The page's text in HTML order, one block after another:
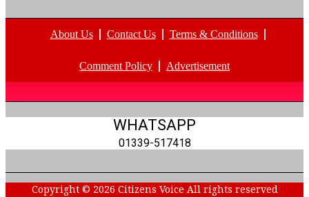
About Us Contact Us Terms & Conditions
Comment Policy Advertisement
WHATSAPP
01339-517418
Copyright © 2026 Citizens Voice All rights reserved